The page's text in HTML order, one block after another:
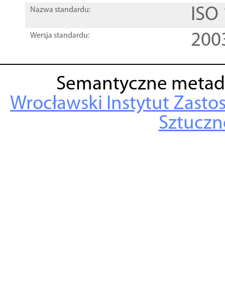
Nazwa standardu:
Wersja standardu:
Semantyczne
Wrocławski Instytut